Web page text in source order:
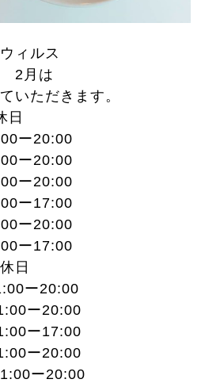
ィルス
2月は
いただきます。
ー20:00
ー20:00
ー20:00
ー17:00
ー20:00
ー17:00
日
ー20:00
ー20:00
ー17:00
ー20:00
ー20:00